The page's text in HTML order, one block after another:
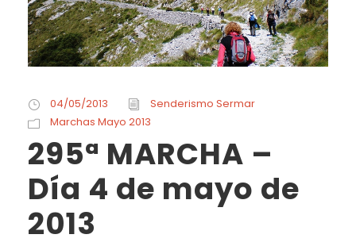
04/05/2013
Senderismo Sermar
Marchas Mayo 2013
295ª MARCHA –
Día 4 de mayo de
2013